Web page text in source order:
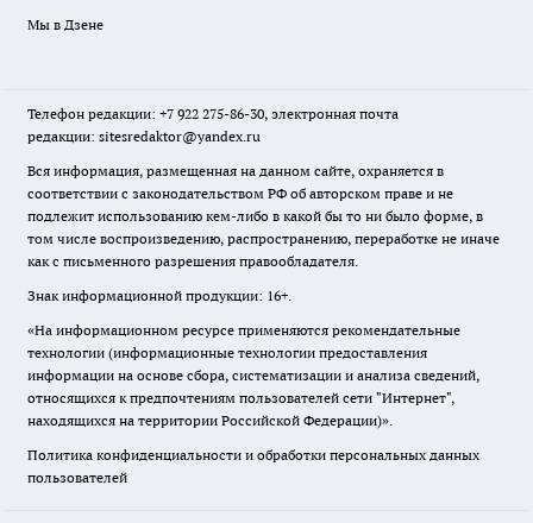
Мы в Дзене
Телефон редакции: +7 922 275-86-30, электронная почта
редакции: sitesredaktor@yandex.ru
Вся информация, размещенная на данном сайте, охраняется в
соответствии с законодательством РФ об авторском праве и не
подлежит использованию кем-либо в какой бы то ни было форме, в
том числе воспроизведению, распространению, переработке не иначе
как с письменного разрешения правообладателя.
Знак информационной продукции: 16+.
«На информационном ресурсе применяются рекомендательные
технологии (информационные технологии предоставления
информации на основе сбора, систематизации и анализа сведений,
относящихся к предпочтениям пользователей сети "Интернет",
находящихся на территории Российской Федерации)».
Политика конфиденциальности и обработки персональных данных
пользователей